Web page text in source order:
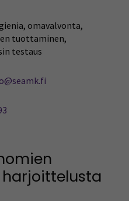
omavalvonta,
tuottaminen,
testaus